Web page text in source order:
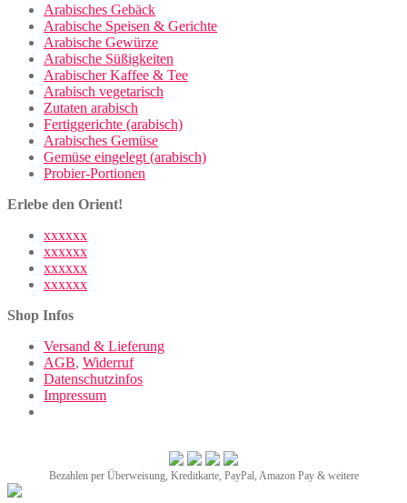
Arabisches Gebäck
Arabische Speisen & Gerichte
Arabische Gewürze
Arabische Süßigkeiten
Arabischer Kaffee & Tee
Arabisch vegetarisch
Zutaten arabisch
Fertiggerichte (arabisch)
Arabisches Gemüse
Gemüse eingelegt (arabisch)
Probier-Portionen
Erlebe den Orient!
xxxxxx
xxxxxx
xxxxxx
xxxxxx
Shop Infos
Versand & Lieferung
AGB, Widerruf
Datenschutzinfos
Impressum